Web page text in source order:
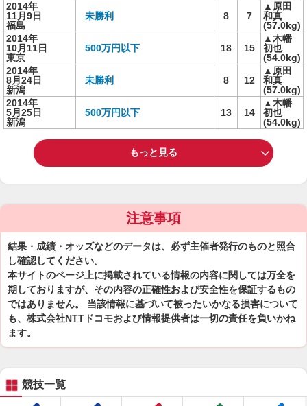
2014年
11月9日
福島
未勝利 8 7
▲原田
和真
(57.0kg)
2014年
10月11日
東京
500万円以下 18 15
▲木幡
初也
(54.0kg)
2014年
8月24日
新潟
未勝利 8 12
▲原田
和真
(57.0kg)
2014年
5月25日
新潟
500万円以下 13 14
▲木幡
初也
(54.0kg)
もっと見る
注意事項
結果・成績・オッズなどのデータは、必ず主催者発行のものと照合
し確認してください。
本サイトのページ上に掲載されている情報の内容に関しては万全を
期しておりますが、その内容の正確性および安全性を保証するもの
ではありません。 当該情報に基づいて被ったいかなる損害について
も、株式会社NTTドコモおよび情報提供者は一切の責任を負いかね
ます。
競技一覧